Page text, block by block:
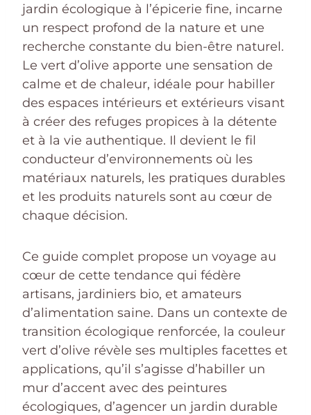
jardin écologique à l’épicerie fine, incarne
un respect profond de la nature et une
recherche constante du bien-être naturel.
Le vert d’olive apporte une sensation de
calme et de chaleur, idéale pour habiller
des espaces intérieurs et extérieurs visant
à créer des refuges propices à la détente
et à la vie authentique. Il devient le fil
conducteur d’environnements où les
matériaux naturels, les pratiques durables
et les produits naturels sont au cœur de
chaque décision.
Ce guide complet propose un voyage au
cœur de cette tendance qui fédère
artisans, jardiniers bio, et amateurs
d’alimentation saine. Dans un contexte de
transition écologique renforcée, la couleur
vert d’olive révèle ses multiples facettes et
applications, qu’il s’agisse d’habiller un
mur d’accent avec des peintures
écologiques, d’agencer un jardin durable